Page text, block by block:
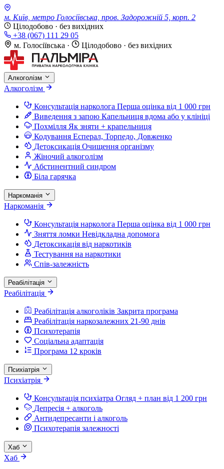
м. Київ, метро Голосіївська, пров. Задорожній 5, корп. 2
Цілодобово · без вихідних
+38 (067) 111 29 05
м. Голосіївська · Цілодобово · без вихідних
Алкоголізм
Алкоголізм
Консультація нарколога Перша оцінка від 1 000 грн
Виведення з запою Капельниця вдома або у клініці
Похмілля Як зняти + крапельниця
Кодування Есперал, Торпедо, Довженко
Детоксикація Очищення організму
Жіночий алкоголізм
Абстинентний синдром
Біла гарячка
Наркоманія
Наркоманія
Консультація нарколога Перша оцінка від 1 000 грн
Зняття ломки Невідкладна допомога
Детоксикація від наркотиків
Тестування на наркотики
Спів-залежність
Реабілітація
Реабілітація
Реабілітація алкоголіків Закрита програма
Реабілітація наркозалежних 21-90 днів
Психотерапія
Соціальна адаптація
Програма 12 кроків
Психіатрія
Психіатрія
Консультація психіатра Огляд + план від 1 200 грн
Депресія + алкоголь
Антидепресанти і алкоголь
Психотерапія залежності
Хаб
Хаб